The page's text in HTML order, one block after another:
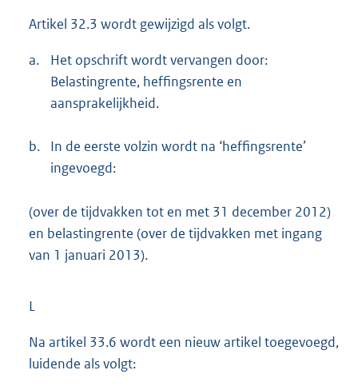
Artikel 32.3 wordt gewijzigd als volgt.
a.
Het opschrift wordt vervangen door:
Belastingrente, heffingsrente en
aansprakelijkheid.
b.
In de eerste volzin wordt na ‘heffingsrente’
ingevoegd:
(over de tijdvakken tot en met 31 december 2012)
en belastingrente (over de tijdvakken met ingang
van 1 januari 2013).
L
Na artikel 33.6 wordt een nieuw artikel toegevoegd,
luidende als volgt: